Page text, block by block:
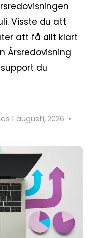
Visste du att
att få allt klart
Årsredovisning
du
1 augusti, 2026 •